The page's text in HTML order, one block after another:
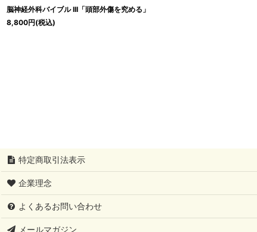
脳神経外科バイブル III「頭部外傷を究める」
8,800円(税込)
特定商取引法表示
企業理念
よくあるお問い合わせ
メールマガジン